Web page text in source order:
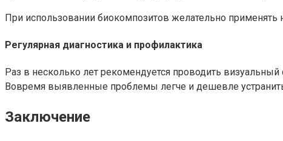
При использовании биокомпозитов желательно
Регулярная диагностика и профилактика
Раз в несколько лет рекомендуется проводить
Вовремя выявленные проблемы легче и дешевле
Заключение